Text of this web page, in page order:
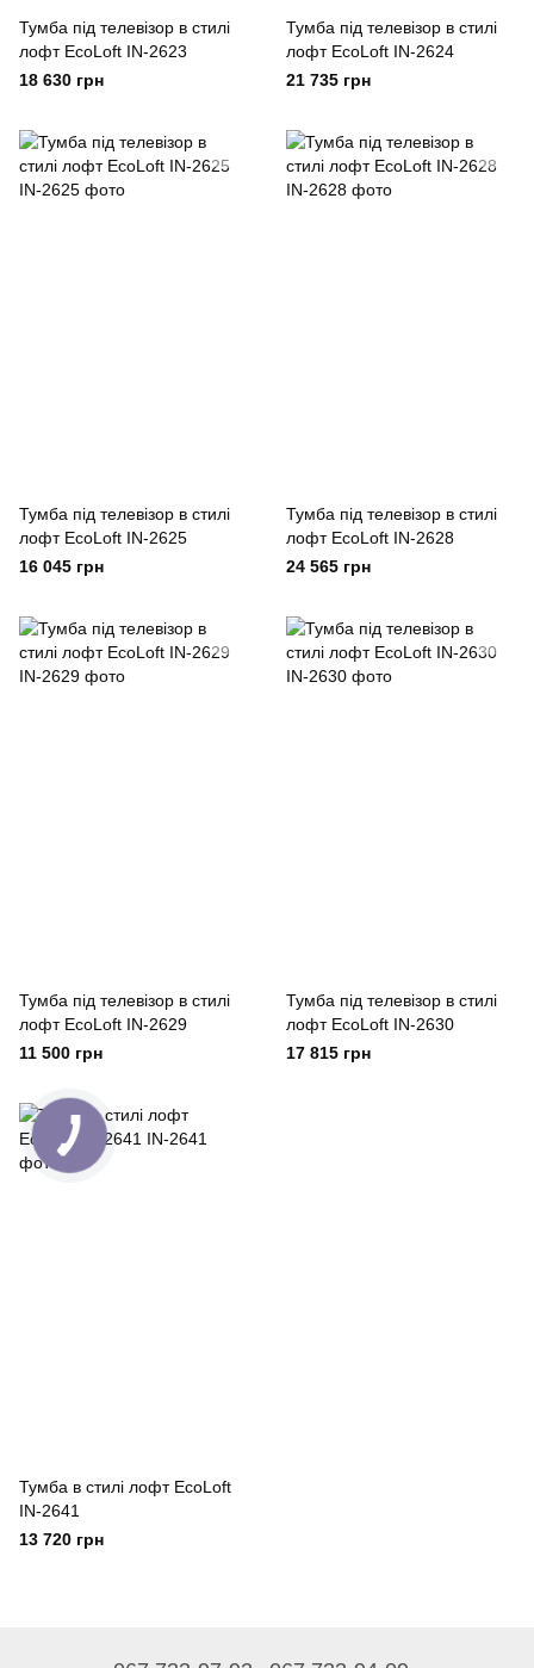
Тумба під телевізор в стилі
лофт EcoLoft IN-2623
18 630 грн
Тумба під телевізор в стилі
лофт EcoLoft IN-2624
21 735 грн
Тумба під телевізор в стилі
лофт EcoLoft IN-2625
16 045 грн
Тумба під телевізор в стилі
лофт EcoLoft IN-2628
24 565 грн
Тумба під телевізор в стилі
лофт EcoLoft IN-2629
11 500 грн
Тумба під телевізор в стилі
лофт EcoLoft IN-2630
17 815 грн
Тумба в стилі лофт EcoLoft
IN-2641
13 720 грн